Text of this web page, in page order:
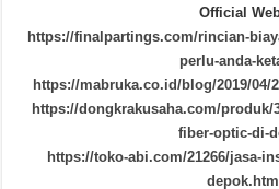
Official
https://finalpartings.com/rincian-
perlu-anda-
https://mabruka.co.id/blog/2019/
https://dongkrakusaha.com/produk/
fiber-optic-di-
https://toko-abi.com/21266/jasa-
depok.html